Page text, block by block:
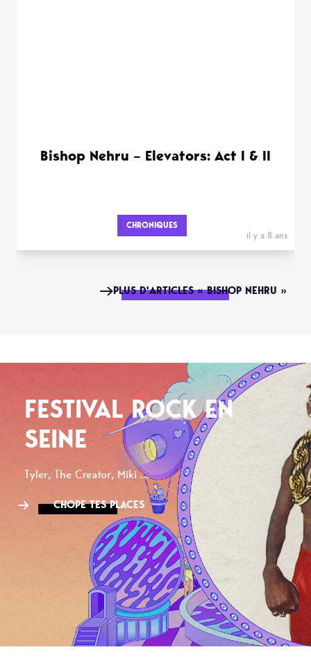
Bishop Nehru – Elevators: Act I & II
CHRONIQUES
il y a 8 ans
PLUS D'ARTICLES « BISHOP NEHRU »
FESTIVAL ROCK EN
SEINE
Tyler, The Creator, Miki ...
CHOPE TES PLACES